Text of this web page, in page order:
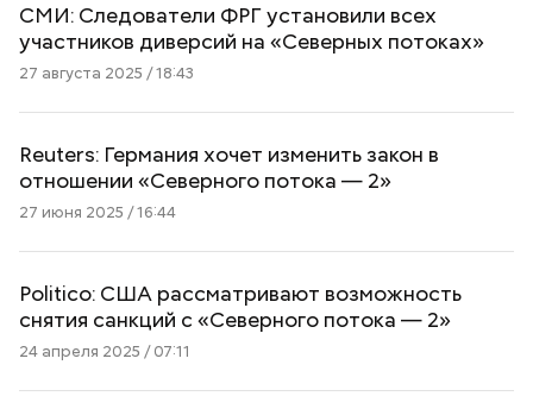
СМИ: Следователи ФРГ установили всех
участников диверсий на «Северных потоках»
27 августа 2025 / 18:43
Reuters: Германия хочет изменить закон в
отношении «Северного потока — 2»
27 июня 2025 / 16:44
Politico: США рассматривают возможность
снятия санкций с «Северного потока — 2»
24 апреля 2025 / 07:11